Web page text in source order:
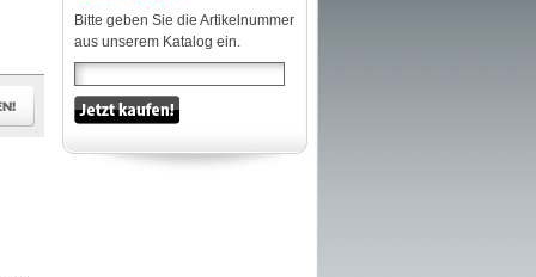
Bitte geben Sie die Artikelnummer
aus unserem Katalog ein.